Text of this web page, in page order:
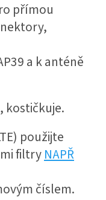
přímou
a k anténě
kostičkuje.
) použijte
filtryNAPŘ
číslem.